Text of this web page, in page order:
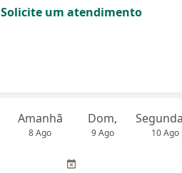
Solicite um atendimento
Amanhã
8 Ago
Dom,
9 Ago 10 Ago